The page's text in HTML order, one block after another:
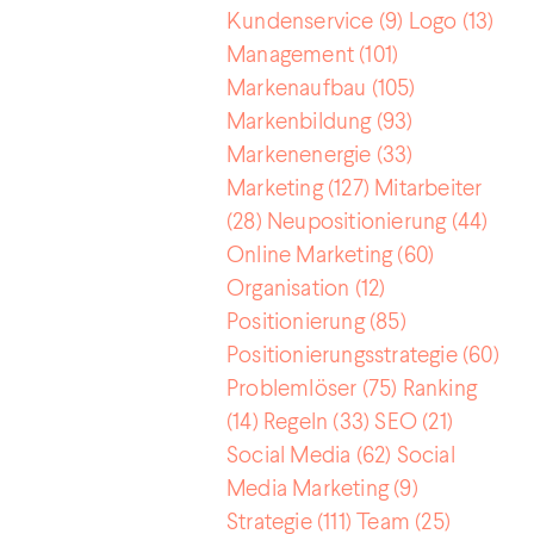
Kundenservice (9) Logo (13)
Management (101)
Markenaufbau (105)
Markenbildung(93)
Markenenergie (33)
Marketing(127) Mitarbeiter
(28) Neupositionierung(44)
Online Marketing(60)
Organisation (12)
Positionierung(85)
Positionierungsstrategie(60)
Problemlöser (75) Ranking
(14) Regeln (33) SEO (21)
Social Media (62) Social
Media Marketing(9)
Strategie(111) Team (25)